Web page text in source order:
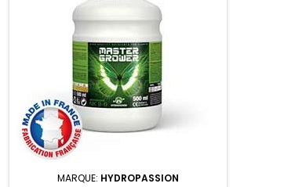
MARQUE: HYDROPASSION